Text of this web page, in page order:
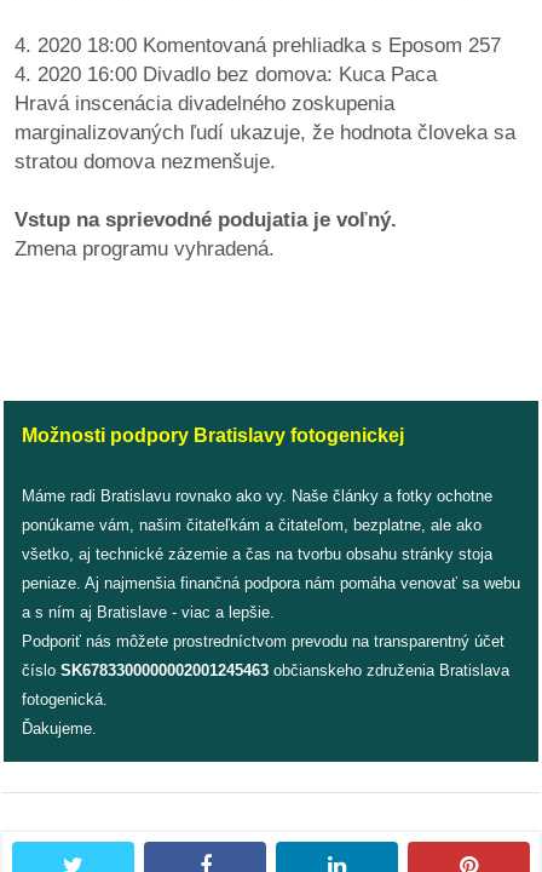
4. 2020 18:00 Komentovaná prehliadka s Eposom 257
4. 2020 16:00 Divadlo bez domova: Kuca Paca
Hravá inscenácia divadelného zoskupenia
marginalizovaných ľudí ukazuje, že hodnota človeka sa
stratou domova nezmenšuje.
Vstup na sprievodné podujatia je voľný.
Zmena programu vyhradená.
Možnosti podpory Bratislavy fotogenickej
Máme radi Bratislavu rovnako ako vy. Naše články a fotky ochotne
ponúkame vám, našim čitateľkám a čitateľom, bezplatne, ale ako
všetko, aj technické zázemie a čas na tvorbu obsahu stránky stoja
peniaze. Aj najmenšia finančná podpora nám pomáha venovať sa webu
a s ním aj Bratislave - viac a lepšie.
Podporiť nás môžete prostredníctvom prevodu na transparentný účet
číslo SK6783300000002001245463 občianskeho združenia Bratislava
fotogenická.
Ďakujeme.
facebook linkedin